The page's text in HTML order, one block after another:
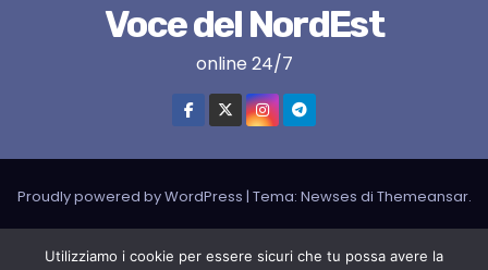
Voce del NordEst
online 24/7
Proudly powered by WordPress | Tema: Newses di Themeansar.
Utilizziamo i cookie per essere sicuri che tu possa avere la